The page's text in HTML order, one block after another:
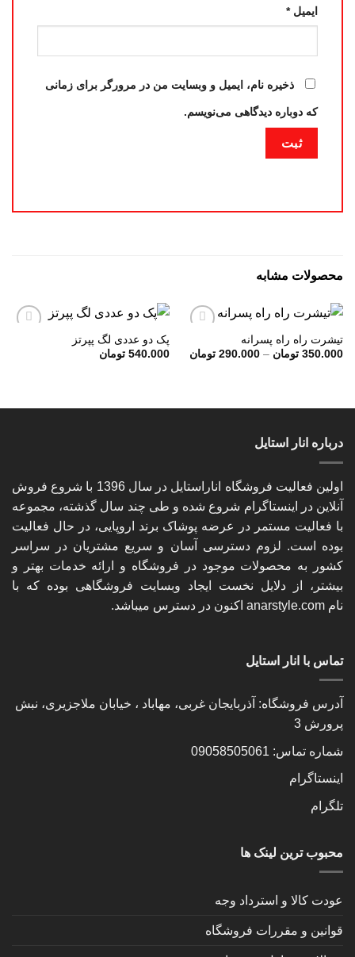
ایمیل*
ذخیره نام، ایمیل و وبسایت من در مرورگر برای زمانی
که دوباره دیدگاهی می‌نویسم.
محصولات مشابه
تیشرت راه راه پسرانه
350.000 تومان –
290.000 تومانPrice
پک دو عددی لگ پپرتز
540.000 تومان
درباره انار استایل
اولین فعالیت فروشگاه اناراستایل در سال 1396 با شروع فروش
آنلاین در اینستاگرام شروع شده و طی چند سال گذشته، مجموعه
با فعالیت مستمر در عرضه پوشاک برند اروپایی، در حال فعالیت
بوده است. لزوم دسترسی آسان و سریع مشتریان در سراسر
کشور به محصولات موجود در فروشگاه و ارائه خدمات بهتر و
بیشتر، از دلایل نخست ایجاد وبسایت فروشگاهی بوده که با
نام anarstyle.com اکنون در دسترس میباشد.
تماس با انار استایل
آدرس فروشگاه: آذربایجان غربی، مهاباد ، خیابان ملاجزیری، نبش
پرورش 3
شماره تماس: 09058505061
اینستاگرام
تلگرام
محبوب ترین لینک ها
عودت کالا و استرداد وجه
قوانین و مقررات فروشگاه